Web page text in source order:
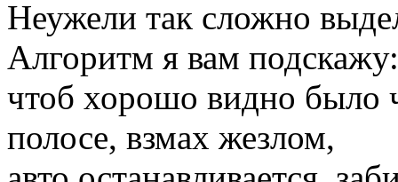
Неужели так сложно
Алгоритм я вам
чтоб хорошо видно было
полосе, взмах жезлом,